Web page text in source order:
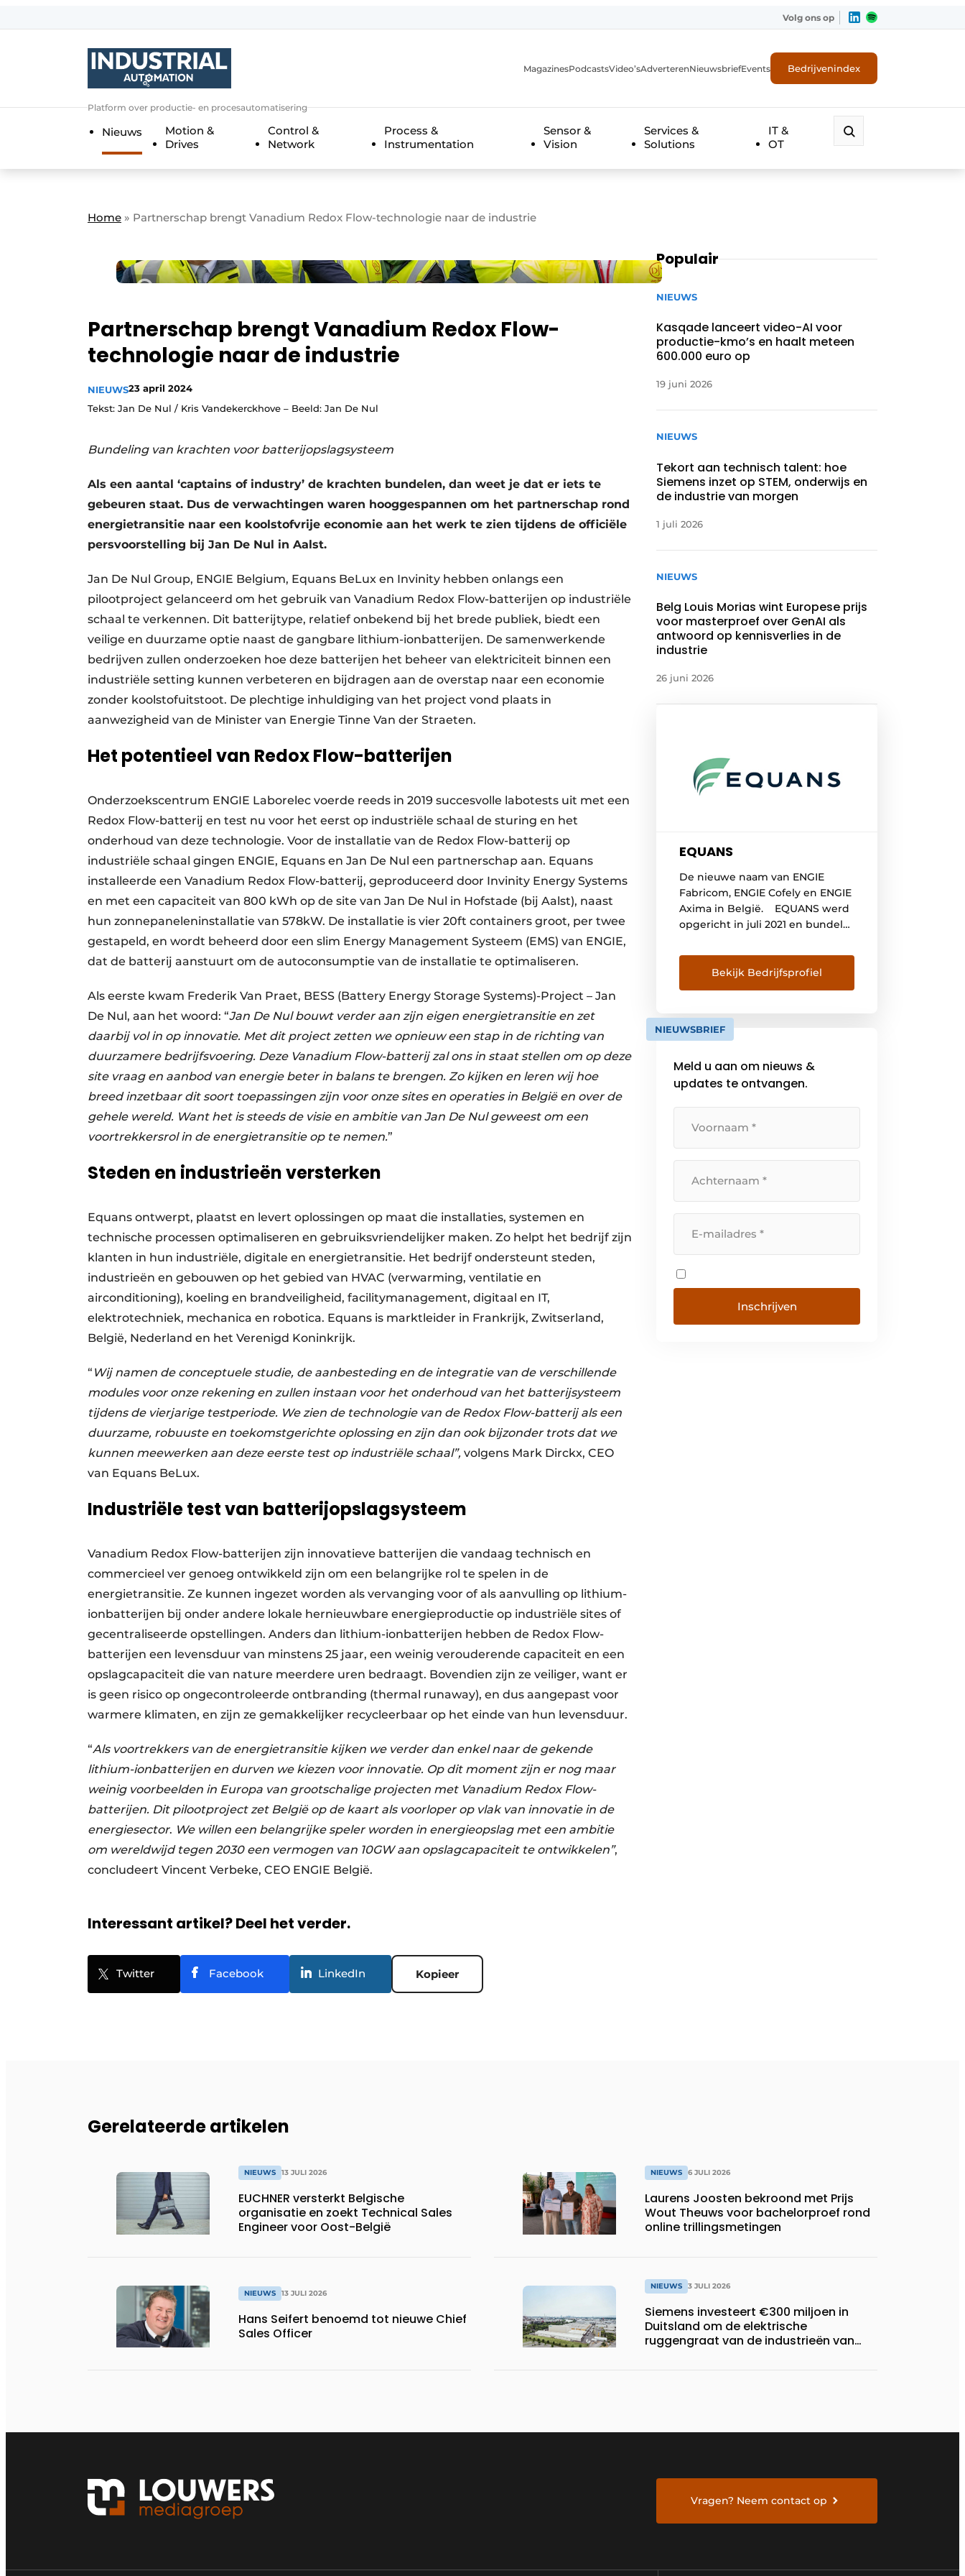
Algemene voorwaarden
Contact
Direct contact
Evenement aanmelden
Meest gelezen
Privacy / Cookie statement
Vacature aanmelden
Vacatures
Video’s
Volg ons op
Platform over productie- en procesautomatisering
MagazinesPodcastsVideo’sAdverterenNieuwsbriefEvents Bedrijvenindex
Nieuws
Motion &
Drives
Control &
Network
Process &
Instrumentation
Sensor &
Vision
Services &
Solutions
IT &
OT
Home » Partnerschap brengt Vanadium Redox Flow-technologie naar de industrie
Partnerschap brengt Vanadium Redox Flow-
technologie naar de industrie
NIEUWS23 april 2024
Tekst: Jan De Nul / Kris Vandekerckhove – Beeld: Jan De Nul
Bundeling van krachten voor batterijopslagsysteem
Als een aantal ‘captains of industry’ de krachten bundelen, dan weet je dat er iets te
gebeuren staat. Dus de verwachtingen waren hooggespannen om het partnerschap rond
energietransitie naar een koolstofvrije economie aan het werk te zien tijdens de officiële
persvoorstelling bij Jan De Nul in Aalst.
Jan De Nul Group, ENGIE Belgium, Equans BeLux en Invinity hebben onlangs een
pilootproject gelanceerd om het gebruik van Vanadium Redox Flow-batterijen op industriële
schaal te verkennen. Dit batterijtype, relatief onbekend bij het brede publiek, biedt een
veilige en duurzame optie naast de gangbare lithium-ionbatterijen. De samenwerkende
bedrijven zullen onderzoeken hoe deze batterijen het beheer van elektriciteit binnen een
industriële setting kunnen verbeteren en bijdragen aan de overstap naar een economie
zonder koolstofuitstoot. De plechtige inhuldiging van het project vond plaats in
aanwezigheid van de Minister van Energie Tinne Van der Straeten.
Het potentieel van Redox Flow-batterijen
Onderzoekscentrum ENGIE Laborelec voerde reeds in 2019 succesvolle labotests uit met een
Redox Flow-batterij en test nu voor het eerst op industriële schaal de sturing en het
onderhoud van deze technologie. Voor de installatie van de Redox Flow-batterij op
industriële schaal gingen ENGIE, Equans en Jan De Nul een partnerschap aan. Equans
installeerde een Vanadium Redox Flow-batterij, geproduceerd door Invinity Energy Systems
en met een capaciteit van 800 kWh op de site van Jan De Nul in Hofstade (bij Aalst), naast
hun zonnepaneleninstallatie van 578kW. De installatie is vier 20ft containers groot, per twee
gestapeld, en wordt beheerd door een slim Energy Management Systeem (EMS) van ENGIE,
dat de batterij aanstuurt om de autoconsumptie van de installatie te optimaliseren.
Als eerste kwam Frederik Van Praet, BESS (Battery Energy Storage Systems)-Project – Jan
De Nul, aan het woord: “Jan De Nul bouwt verder aan zijn eigen energietransitie en zet
daarbij vol in op innovatie. Met dit project zetten we opnieuw een stap in de richting van
duurzamere bedrijfsvoering. Deze Vanadium Flow-batterij zal ons in staat stellen om op deze
site vraag en aanbod van energie beter in balans te brengen. Zo kijken en leren wij hoe
breed inzetbaar dit soort toepassingen zijn voor onze sites en operaties in België en over de
gehele wereld. Want het is steeds de visie en ambitie van Jan De Nul geweest om een
voortrekkersrol in de energietransitie op te nemen.”
Steden en industrieën versterken
Equans ontwerpt, plaatst en levert oplossingen op maat die installaties, systemen en
technische processen optimaliseren en gebruiksvriendelijker maken. Zo helpt het bedrijf zijn
klanten in hun industriële, digitale en energietransitie. Het bedrijf ondersteunt steden,
industrieën en gebouwen op het gebied van HVAC (verwarming, ventilatie en
airconditioning), koeling en brandveiligheid, facilitymanagement, digitaal en IT,
elektrotechniek, mechanica en robotica. Equans is marktleider in Frankrijk, Zwitserland,
België, Nederland en het Verenigd Koninkrijk.
“ Wij namen de conceptuele studie, de aanbesteding en de integratie van de verschillende
modules voor onze rekening en zullen instaan voor het onderhoud van het batterijsysteem
tijdens de vierjarige testperiode. We zien de technologie van de Redox Flow-batterij als een
duurzame, robuuste en toekomstgerichte oplossing en zijn dan ook bijzonder trots dat we
kunnen meewerken aan deze eerste test op industriële schaal”, volgens Mark Dirckx, CEO
van Equans BeLux.
Industriële test van batterijopslagsysteem
Vanadium Redox Flow-batterijen zijn innovatieve batterijen die vandaag technisch en
commercieel ver genoeg ontwikkeld zijn om een belangrijke rol te spelen in de
energietransitie. Ze kunnen ingezet worden als vervanging voor of als aanvulling op lithium-
ionbatterijen bij onder andere lokale hernieuwbare energieproductie op industriële sites of
gecentraliseerde opstellingen. Anders dan lithium-ionbatterijen hebben de Redox Flow-
batterijen een levensduur van minstens 25 jaar, een weinig verouderende capaciteit en een
opslagcapaciteit die van nature meerdere uren bedraagt. Bovendien zijn ze veiliger, want er
is geen risico op ongecontroleerde ontbranding (thermal runaway), en dus aangepast voor
warmere klimaten, en zijn ze gemakkelijker recycleerbaar op het einde van hun levensduur.
“Als voortrekkers van de energietransitie kijken we verder dan enkel naar de gekende
lithium-ionbatterijen en durven we kiezen voor innovatie. Op dit moment zijn er nog maar
weinig voorbeelden in Europa van grootschalige projecten met Vanadium Redox Flow-
batterijen. Dit pilootproject zet België op de kaart als voorloper op vlak van innovatie in de
energiesector. We willen een belangrijke speler worden in energieopslag met een ambitie
om wereldwijd tegen 2030 een vermogen van 10GW aan opslagcapaciteit te ontwikkelen”,
concludeert Vincent Verbeke, CEO ENGIE België.
Interessant artikel? Deel het verder.
Twitter Facebook LinkedIn Kopieer
Populair
NIEUWS
Kasqade lanceert video-AI voor
productie-kmo’s en haalt meteen
600.000 euro op
19 juni 2026
NIEUWS
Tekort aan technisch talent: hoe
Siemens inzet op STEM, onderwijs en
de industrie van morgen
1 juli 2026
NIEUWS
Belg Louis Morias wint Europese prijs
voor masterproef over GenAI als
antwoord op kennisverlies in de
industrie
26 juni 2026
EQUANS
De nieuwe naam van ENGIE
Fabricom, ENGIE Cofely en ENGIE
Axima in België. EQUANS werd
opgericht in juli 2021 en bundelt
wereldschaal. Met 74000
medewerkers in 17 landen en
een jaaromzet van meer dan € 12
marktleider in multitechnische
diensten die internationaal actief
Bekijk Bedrijfsprofiel
NIEUWSBRIEF
Meld u aan om nieuws &
updates te ontvangen.
Gerelateerde artikelen
NIEUWS 13 JULI 2026
EUCHNER versterkt Belgische
organisatie en zoekt Technical Sales
Engineer voor Oost-België
NIEUWS 13 JULI 2026
Hans Seifert benoemd tot nieuwe Chief
Sales Officer
NIEUWS 6 JULI 2026
Laurens Joosten bekroond met Prijs
Wout Theuws voor bachelorproef rond
online trillingsmetingen
NIEUWS 3 JULI 2026
Siemens investeert €300 miljoen in
Duitsland om de elektrische
ruggengraat van de industrieën van
Vragen? Neem contact op